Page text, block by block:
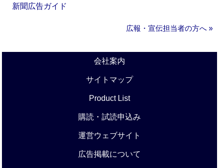
新聞広告ガイド
広報・宣伝担当者の方へ »
会社案内
サイトマップ
Product List
購読・試読申込み
運営ウェブサイト
広告掲載について